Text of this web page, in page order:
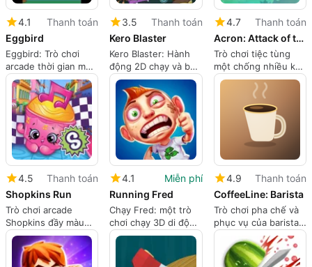
4.1
Thanh toán
Eggbird
Eggbird: Trò chơi
arcade thời gian một
chạm cho các phiên
di động ngắn
3.5
Thanh toán
Kero Blaster
Kero Blaster: Hành
động 2D chạy và bắn
chặt chẽ cho iPhone
4.7
Thanh toán
Acron: Attack of the Squirrels
Trò chơi tiệc tùng
một chống nhiều kết
hợp VR và điện thoại
4.5
Thanh toán
Shopkins Run
Trò chơi arcade
Shopkins đầy màu
sắc cho những phiên
chơi ngắn, dựa trên
việc sưu tập
4.1
Miễn phí
Running Fred
Chạy Fred: một trò
chơi chạy 3D di động
kỹ năng cao với sự
hài hước đen tối
4.9
Thanh toán
CoffeeLine: Barista
Trò chơi pha chế và
phục vụ của barista
ấm cúng